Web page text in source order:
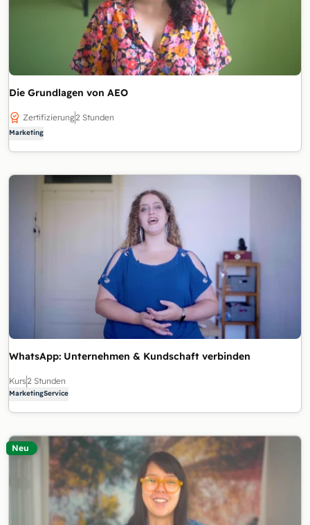
Die Grundlagen von AEO
Zertifizierung2 Stunden
Marketing
WhatsApp: Unternehmen & Kundschaft verbinden
Kurs2 Stunden
MarketingService
Neu